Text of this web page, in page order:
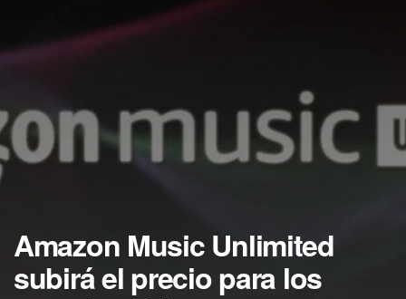
Amazon Music Unlimited
subirá el precio para los